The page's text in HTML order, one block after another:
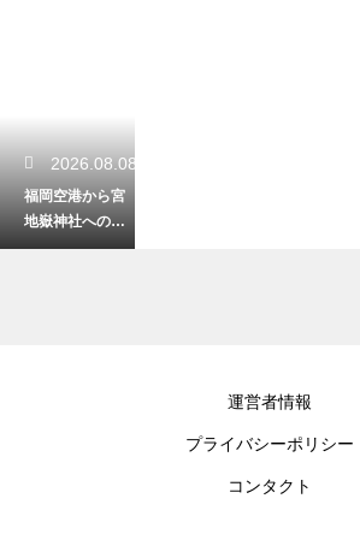
2026.08.08
福岡空港から宮
地嶽神社への電
車でのアクセ
運営者情報
プライバシーポリシー
コンタクト